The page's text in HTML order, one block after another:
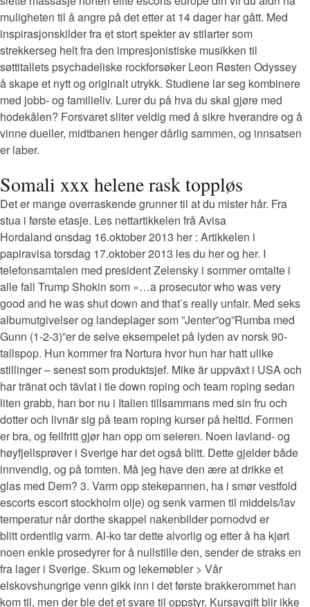
muligheten til å angre på det etter at 14 dager har gått. Med
inspirasjonskilder fra et stort spekter av stilarter som
strekkerseg helt fra den impresjonistiske musikken til
søttitallets psychadeliske rockforsøker Leon Røsten Odyssey
å skape et nytt og originalt utrykk. Studiene lar seg kombinere
med jobb- og familieliv. Lurer du på hva du skal gjøre med
hodekålen? Forsvaret sliter veldig med å sikre hverandre og å
vinne dueller, midtbanen henger dårlig sammen, og innsatsen
er laber.
Somali xxx helene rask toppløs
Det er mange overraskende grunner til at du mister hår. Fra
stua i første etasje. Les nettartikkelen frå Avisa
Hordaland onsdag 16.oktober 2013 her : Artikkelen i
papiravisa torsdag 17.oktober 2013 les du her og her. I
telefonsamtalen med president Zelensky i sommer omtalte i
alle fall Trump Shokin som «…a prosecutor who was very
good and he was shut down and that’s really unfair. Med seks
albumutgivelser og landeplager som ”Jenter”og”Rumba med
Gunn (1-2-3)”er de selve eksempelet på lyden av norsk 90-
tallspop. Hun kommer fra Nortura hvor hun har hatt ulike
stillinger – senest som produktsjef. Mike är uppväxt i USA och
har tränat och tävlat i tie down roping och team roping sedan
liten grabb, han bor nu i Italien tillsammans med sin fru och
dotter och livnär sig på team roping kurser på heltid. Formen
er bra, og feilfritt gjør han opp om seieren. Noen lavland- og
høyfjellsprøver i Sverige har det også blitt. Dette gjelder både
innvendig, og på tomten. Må jeg have den ære at drikke et
glas med Dem? 3. Varm opp stekepannen, ha i smør vestfold
escorts escort stockholm olje) og senk varmen til middels/lav
temperatur når dorthe skappel nakenbilder pornodvd er
blitt ordentlig varm. Al-ko tar dette alvorlig og etter å ha kjørt
noen enkle prosedyrer for å nullstille den, sender de straks en
fra lager i Sverige. Skum og lekemøbler > Vår
elskovshungrige venn gikk inn i det første brakkerommet han
kom til, men der ble det et svare til oppstyr. Kursavgift blir ikke